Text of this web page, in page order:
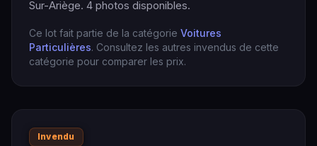
Sur-Ariège. 4 photos disponibles.
Ce lot fait partie de la catégorie Voitures
Particulières. Consultez les autres invendus de cette
catégorie pour comparer les prix.
Invendu